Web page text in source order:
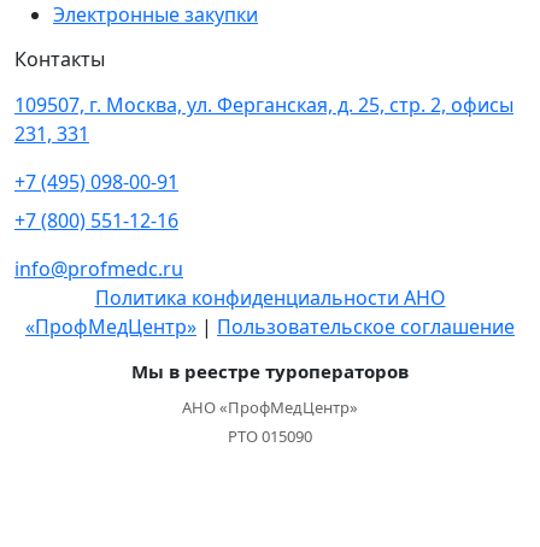
Электронные закупки
Контакты
109507, г. Москва, ул. Ферганская, д. 25, стр. 2, офисы
231, 331
+7 (495) 098-00-91
+7 (800) 551-12-16
info@profmedc.ru
Политика конфиденциальности АНО
«ПрофМедЦентр» | Пользовательское соглашение
Мы в реестре туроператоров
АНО «ПрофМедЦентр»
РТО 015090